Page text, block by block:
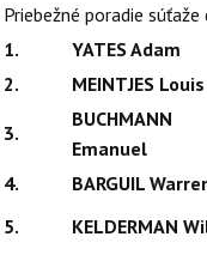
Priebežné poradie
1.
YATES Adam
2.
MEINTJES Louis
3.
BUCHMANN
Emanuel
4. BARGUIL
5.
KELDERMAN